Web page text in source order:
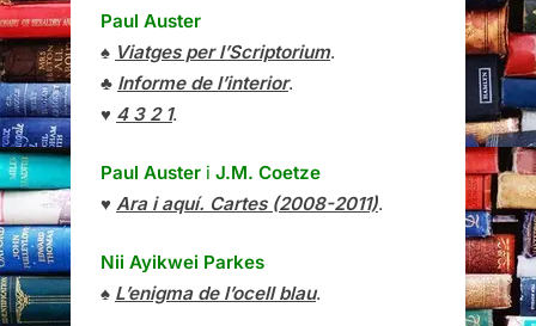
Paul Auster
♠ Viatges per l’Scriptorium.
♣ Informe de l’interior.
♥ 4 3 2 1.
Paul Auster i J.M. Coetze
♥ Ara i aquí. Cartes (2008-2011).
Nii Ayikwei Parkes
♠ L’enigma de l’ocell blau.